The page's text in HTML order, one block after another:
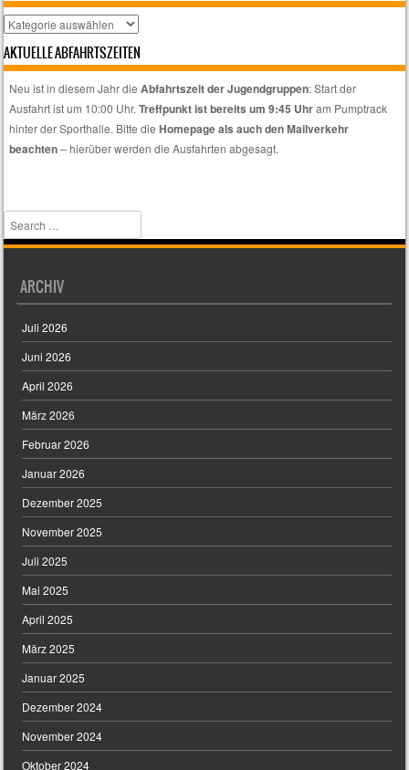
Hier
wenn
Themen
interessieren.
AKTUELLE ABFAHRTSZEITEN
Neu ist in diesem Jahr dieAbfahrtszeit der Jugendgruppen: Start der
Ausfahrt ist um 10:00 Uhr.Treffpunkt ist bereits um 9:45 Uhram Pumptrack
hinter der Sporthalle. Bitte dieHomepage als auch den Mailverkehr
beachten– hierüber werden die Ausfahrten abgesagt.
Search
ARCHIV
Juli 2026
Juni 2026
April 2026
März 2026
Februar 2026
Januar 2026
Dezember 2025
November 2025
Juli 2025
Mai 2025
April 2025
März 2025
Januar 2025
Dezember 2024
November 2024
Oktober 2024